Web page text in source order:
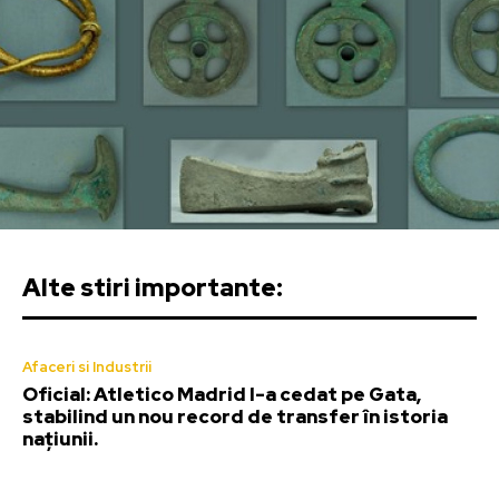
Alte stiri importante:
Afaceri si Industrii
Oficial: Atletico Madrid l-a cedat pe Gata,
stabilind un nou record de transfer în istoria
națiunii.